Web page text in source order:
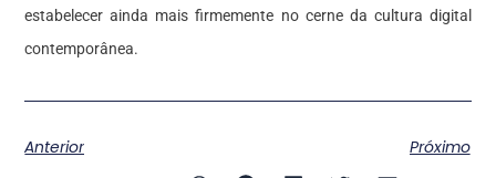
estabelecer ainda mais firmemente no cerne da cultura digital
contemporânea.
Anterior Próximo